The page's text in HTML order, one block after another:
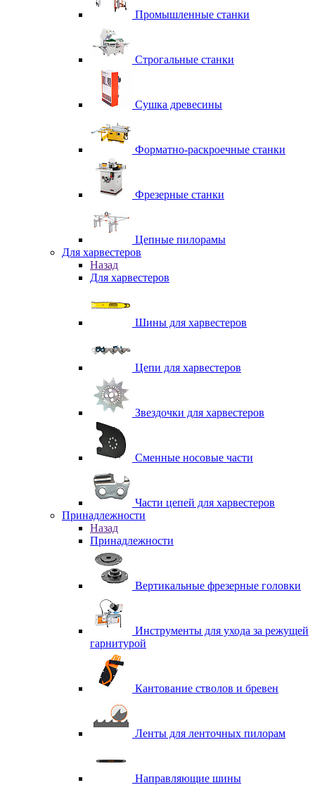
Промышленные станки
Строгальные станки
Сушка древесины
Форматно-раскроечные станки
Фрезерные станки
Цепные пилорамы
Для харвестеров
Назад
Для харвестеров
Шины для харвестеров
Цепи для харвестеров
Звездочки для харвестеров
Сменные носовые части
Части цепей для харвестеров
Принадлежности
Назад
Принадлежности
Вертикальные фрезерные головки
Инструменты для ухода за режущей
гарнитурой
Кантование стволов и бревен
Ленты для ленточных пилорам
Направляющие шины